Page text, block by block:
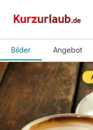
Bilder Angebot